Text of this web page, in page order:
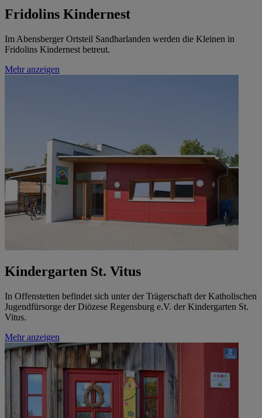
Fridolins Kindernest
Im Abensberger Ortsteil Sandharlanden werden die Kleinen in
Fridolins Kindernest betreut.
Mehr anzeigen
Kindergarten St. Vitus
In Offenstetten befindet sich unter der Trägerschaft der Katholischen
Jugendfürsorge der Diözese Regensburg e.V. der Kindergarten St.
Vitus.
Mehr anzeigen